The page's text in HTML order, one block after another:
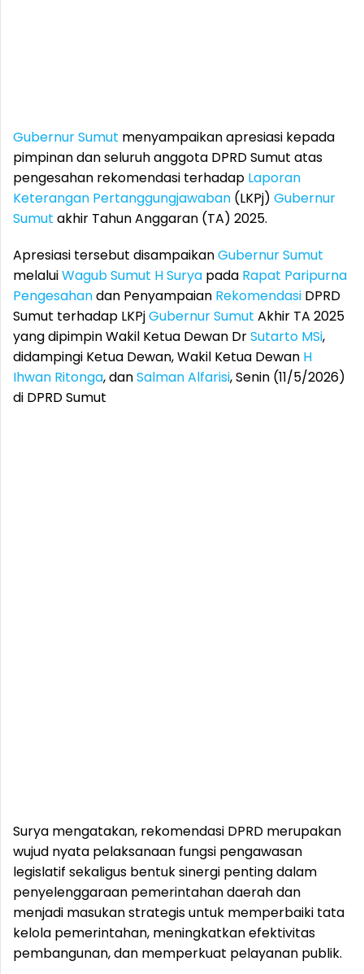
Gubernur Sumut menyampaikan apresiasi kepada
pimpinan dan seluruh anggota DPRD Sumut atas
pengesahan rekomendasi terhadap Laporan
Keterangan Pertanggungjawaban (LKPj) Gubernur
Sumut akhir Tahun Anggaran (TA) 2025.
Apresiasi tersebut disampaikanGubernur Sumut
melaluiWagub Sumut H Surya pada Rapat Paripurna
Pengesahandan Penyampaian Rekomendasi DPRD
Sumut terhadap LKPjGubernur Sumut Akhir TA 2025
yang dipimpin Wakil Ketua Dewan DrSutarto MSi,
didampingi Ketua Dewan, Wakil Ketua Dewan H
Ihwan Ritonga, danSalman Alfarisi, Senin (11/5/2026)
di DPRD Sumut
Surya mengatakan, rekomendasi DPRD merupakan
wujud nyata pelaksanaan fungsi pengawasan
legislatif sekaligus bentuk sinergi penting dalam
penyelenggaraan pemerintahan daerah dan
menjadi masukan strategis untuk memperbaiki tata
kelola pemerintahan, meningkatkan efektivitas
pembangunan, dan memperkuat pelayanan publik.